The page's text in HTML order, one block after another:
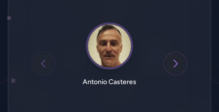
Antonio Casteres